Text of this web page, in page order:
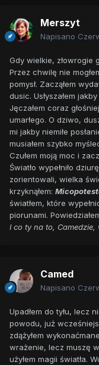
Merszyt
Napisano
Gdy wielkie, złowrogie
Przez chwilę nie
pomysł. Zacząłem
dusic. Usłyszałem
Jęczałem coraz
umarłego. O dziwo,
mi jakby niemiłe
musiałem szybko
Czułem moją moc i
Światło wypełniło
zorientowali, wielka
krzyknąłem:
światłem, które
piorunami.
I co ty na to,
Camed
Napisano
Upadłem do tyłu, lecz
powodu, już
zdążyłem
wrażenie, lecz muszę
użyłem magii światła.